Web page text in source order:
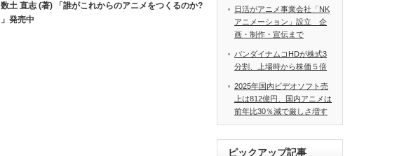
数土 直志 (著) 「誰がこれからのアニメをつくるのか?
」発売中
日活がアニメ事業会社「NK
アニメーション」設立 企
画・制作・宣伝まで
バンダイナムコHDが株式3
分割、上場時から株価５倍
2025年国内ビデオソフト売
上は812億円、国内アニメは
前年比30％減で厳しさ増す
ピックアップ記事